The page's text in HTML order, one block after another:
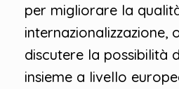
per migliorare la
internazionalizzazione,
discutere la possibilità
insieme a livello